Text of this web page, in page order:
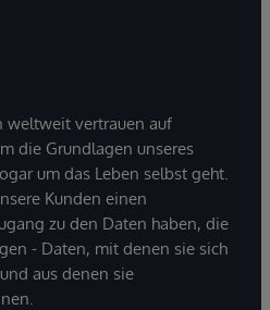
weltweit vertrauen auf
die Grundlagen unseres
um das Leben selbst geht.
Kunden einen
zu den Daten haben, die
- Daten, mit denen sie sich
aus denen sie